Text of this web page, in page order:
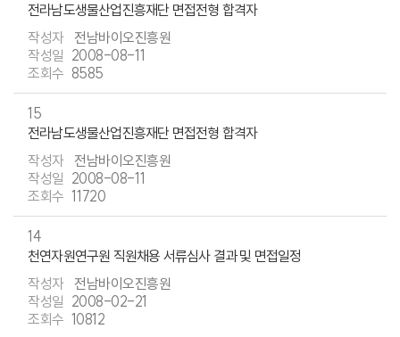
전라남도생물산업진흥재단 면접전형 합격자
전남바이오진흥원
2008-08-11
8585
15
전라남도생물산업진흥재단 면접전형 합격자
전남바이오진흥원
2008-08-11
11720
14
천연자원연구원 직원채용 서류심사 결과 및 면접일정
전남바이오진흥원
2008-02-21
10812